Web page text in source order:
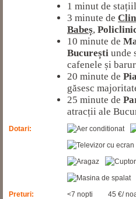
1 minut de
3 minute de
Babeș,
10 minute de
București unde
cafenele și
20 minute de
găsesc
25 minute de
atracții ale
Dotari:
Preturi: <7 nopti
45 €/